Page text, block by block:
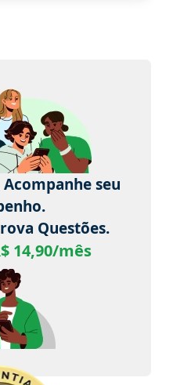
seu
Questões.
14,90/mês